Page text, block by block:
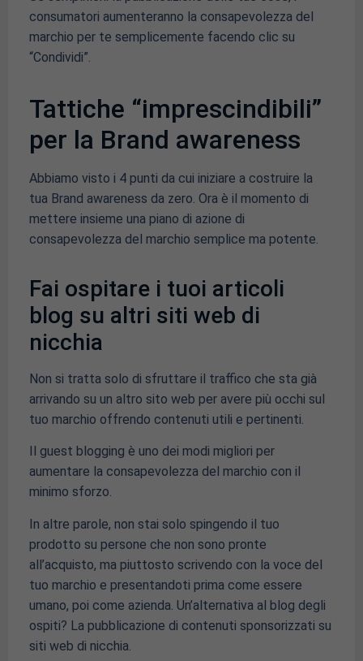
consumatori aumenteranno la consapevolezza del
marchio per te semplicemente facendo clic su
“Condividi”.
Tattiche “imprescindibili”
per la Brand awareness
Abbiamo visto i 4 punti da cui iniziare a costruire la
tua Brand awareness da zero. Ora è il momento di
mettere insieme una piano di azione di
consapevolezza del marchio semplice ma potente.
Fai ospitare i tuoi articoli
blog su altri siti web di
nicchia
Non si tratta solo di sfruttare il traffico che sta già
arrivando su un altro sito web per avere più occhi sul
tuo marchio offrendo contenuti utili e pertinenti.
Il guest blogging è uno dei modi migliori per
aumentare la consapevolezza del marchio con il
minimo sforzo.
In altre parole, non stai solo spingendo il tuo
prodotto su persone che non sono pronte
all’acquisto, ma piuttosto scrivendo con la voce del
tuo marchio e presentandoti prima come essere
umano, poi come azienda. Un’alternativa al blog degli
ospiti? La pubblicazione di contenuti sponsorizzati su
siti web di nicchia.